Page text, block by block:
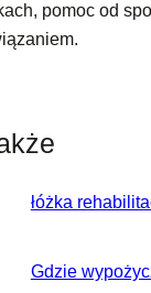
pomoc od
łóżka
Gdzie